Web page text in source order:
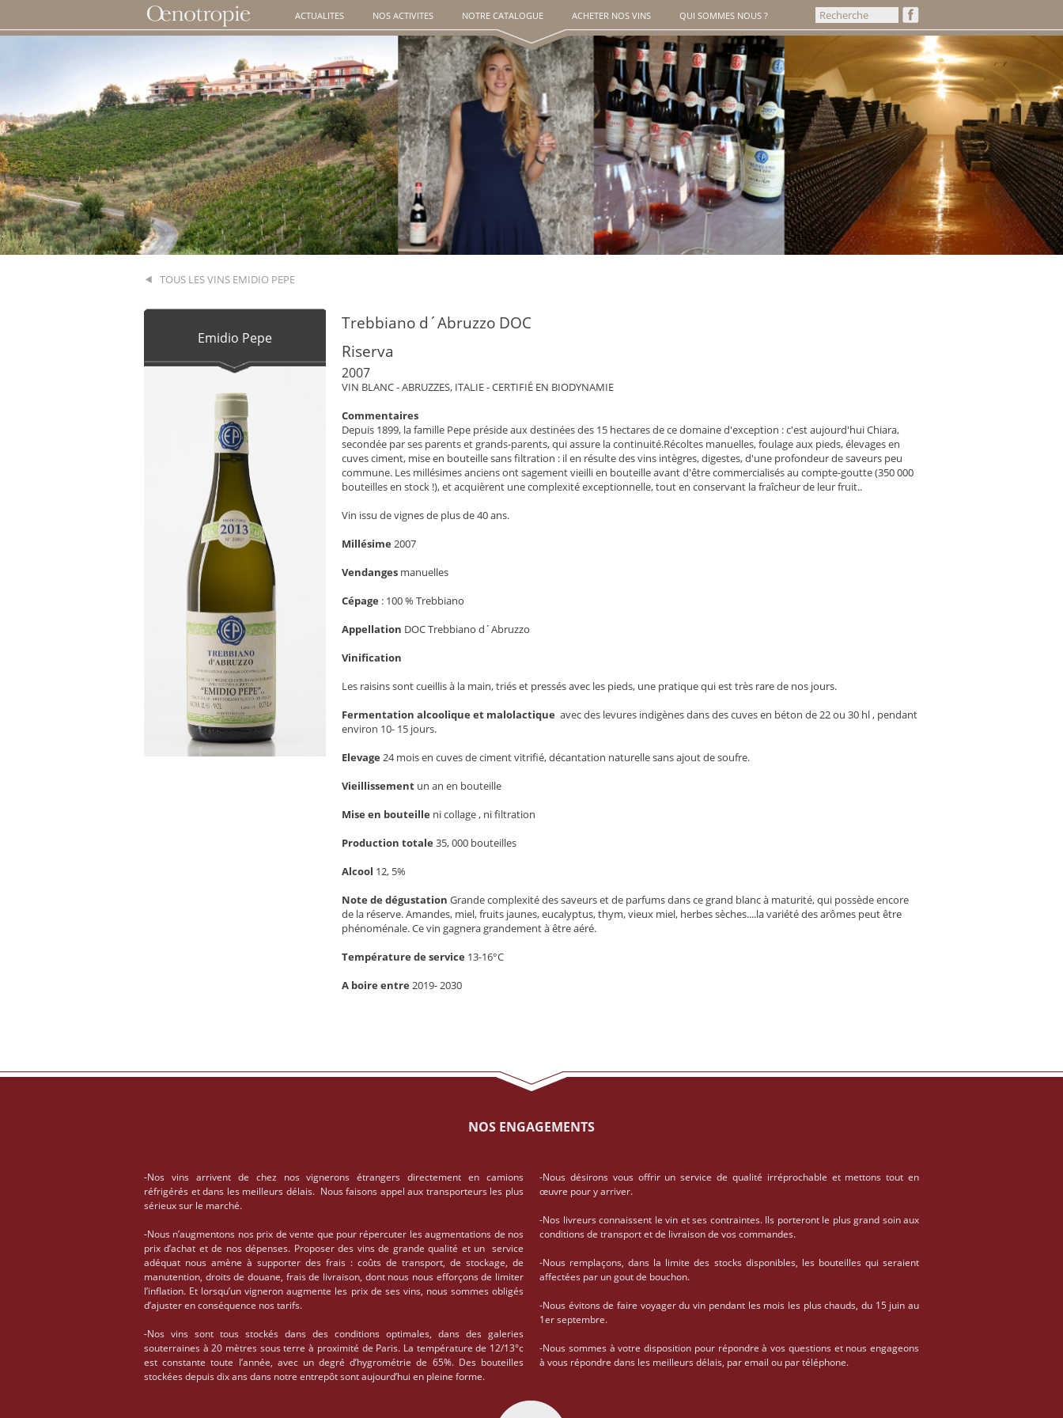
ACTUALITES NOS ACTIVITES NOTRE CATALOGUE ACHETER NOS VINS QUI SOMMES NOUS ?
TOUS LES VINS EMIDIO PEPE
Emidio Pepe
Trebbiano d´Abruzzo DOC
Riserva
2007
VIN BLANC - ABRUZZES, ITALIE - CERTIFIÉ EN BIODYNAMIE
Commentaires
Depuis 1899, la famille Pepe préside aux destinées des 15 hectares de ce domaine d'exception : c'est aujourd'hui Chiara,
secondée par ses parents et grands-parents, qui assure la continuité.Récoltes manuelles, foulage aux pieds, élevages en
cuves ciment, mise en bouteille sans filtration : il en résulte des vins intègres, digestes, d'une profondeur de saveurs peu
commune. Les millésimes anciens ont sagement vieilli en bouteille avant d'être commercialisés au compte-goutte (350 000
bouteilles en stock !), et acquièrent une complexité exceptionnelle, tout en conservant la fraîcheur de leur fruit..
Vin issu de vignes de plus de 40 ans.
Millésime 2007
Vendanges manuelles
Cépage : 100 % Trebbiano
Appellation DOC Trebbiano d´Abruzzo
Vinification
Les raisins sont cueillis à la main, triés et pressés avec les pieds, une pratique qui est très rare de nos jours.
Fermentation alcoolique et malolactique avec des levures indigènes dans des cuves en béton de 22 ou 30 hl , pendant
environ 10- 15 jours.
Elevage 24 mois en cuves de ciment vitrifié, décantation naturelle sans ajout de soufre.
Vieillissement un an en bouteille
Mise en bouteille ni collage , ni filtration
Production totale 35, 000 bouteilles
Alcool 12, 5%
Note de dégustation Grande complexité des saveurs et de parfums dans ce grand blanc à maturité, qui possède encore
de la réserve. Amandes, miel, fruits jaunes, eucalyptus, thym, vieux miel, herbes sèches....la variété des arômes peut être
phénoménale. Ce vin gagnera grandement à être aéré.
Température de service 13-16°C
A boire entre 2019- 2030
NOS ENGAGEMENTS
-Nos vins arrivent de chez nos vignerons étrangers directement en camions
réfrigérés et dans les meilleurs délais. Nous faisons appel aux transporteurs les plus
sérieux sur le marché.
-Nous n’augmentons nos prix de vente que pour répercuter les augmentations de nos
prix d’achat et de nos dépenses. Proposer des vins de grande qualité et un service
adéquat nous amène à supporter des frais : coûts de transport, de stockage, de
manutention, droits de douane, frais de livraison, dont nous nous efforçons de limiter
l’inflation. Et lorsqu’un vigneron augmente les prix de ses vins, nous sommes obligés
d’ajuster en conséquence nos tarifs.
-Nos vins sont tous stockés dans des conditions optimales, dans des galeries
souterraines à 20 mètres sous terre à proximité de Paris. La température de 12/13°c
est constante toute l’année, avec un degré d’hygrométrie de 65%. Des bouteilles
stockées depuis dix ans dans notre entrepôt sont aujourd’hui en pleine forme.
-Nous désirons vous offrir un service de qualité irréprochable et mettons tout en
œuvre pour y arriver.
-Nos livreurs connaissent le vin et ses contraintes. Ils porteront le plus grand soin aux
conditions de transport et de livraison de vos commandes.
-Nous remplaçons, dans la limite des stocks disponibles, les bouteilles qui seraient
affectées par un gout de bouchon.
-Nous évitons de faire voyager du vin pendant les mois les plus chauds, du 15 juin au
1er septembre.
-Nous sommes à votre disposition pour répondre à vos questions et nous engageons
à vous répondre dans les meilleurs délais, par email ou par téléphone.